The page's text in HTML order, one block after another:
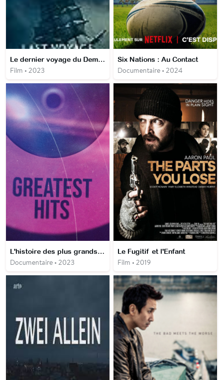
Le dernier voyage du Demeter
Film • 2023
Six Nations : Au Contact
Documentaire • 2024
L'histoire des plus grands tubes
Documentaire • 2023
Le Fugitif et l'Enfant
Film • 2019